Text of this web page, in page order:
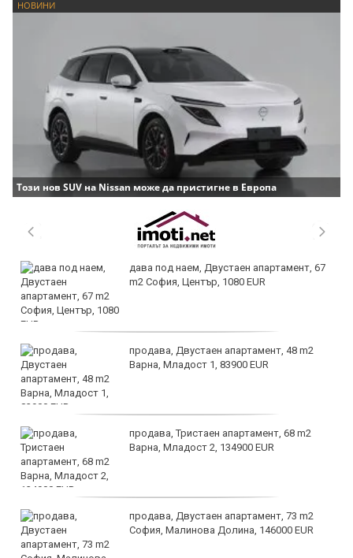
НОВИНИ
Този нов SUV на Nissan може да пристигне в Европа
дава под наем, Двустаен апартамент, 67
m2 София, Център, 1080 EUR
продава, Двустаен апартамент, 48 m2
Варна, Младост 1, 83900 EUR
продава, Тристаен апартамент, 68 m2
Варна, Младост 2, 134900 EUR
продава, Двустаен апартамент, 73 m2
София, Малинова Долина, 146000 EUR